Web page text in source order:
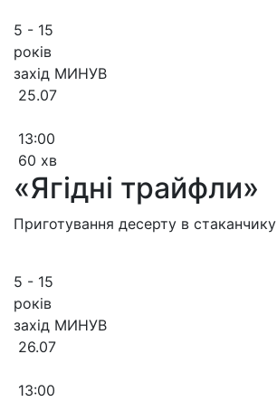
5 - 15
років
захід МИНУВ
25.07
13:00
60 хв
«Ягідні трайфли»
Приготування десерту в стаканчику
5 - 15
років
захід МИНУВ
26.07
13:00